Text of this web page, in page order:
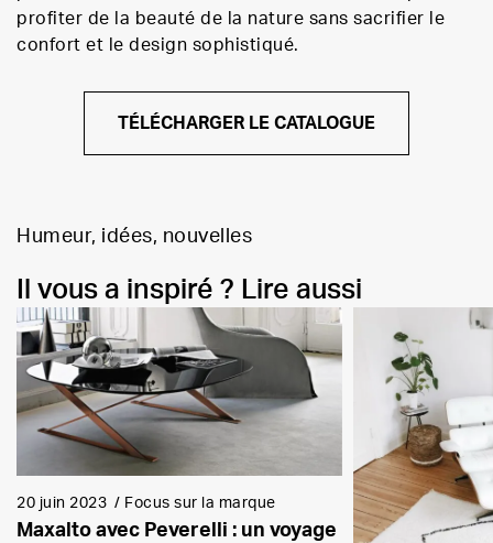
profiter de la beauté de la nature sans sacrifier le
confort et le design sophistiqué.
TÉLÉCHARGER LE CATALOGUE
Humeur, idées, nouvelles
Il vous a inspiré ? Lire aussi
20 juin 2023 / Focus sur la marque
Maxalto avec Peverelli : un voyage